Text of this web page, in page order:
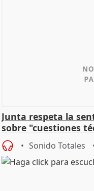
Junta respeta la
sobre "cuestiones
const
Sonido Totales